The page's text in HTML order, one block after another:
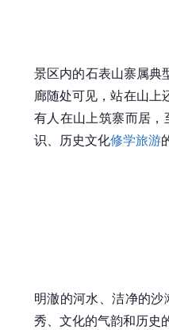
景区内的石表山寨属典
廊随处可见，站在山上
有人在山上筑寨而居
识、历史文化修学旅游
明澈的河水、洁净的
秀、文化的气韵和历史